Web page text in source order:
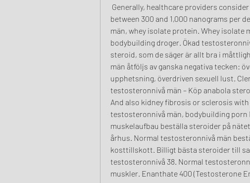
between 300 and 1,000 nanograms per
män, whey isolate protein. Whey
bodybuilding droger. Ökad
steroid, som de säger är allt bra i
män åtföljs av ganska negativa tecken:
upphetsning, överdriven sexuell lust.
testosteronnivå män – Köp anabola
And also kidney fibrosis or sclerosis
testosteronnivå män, bodybuilding porn
muskelaufbau beställa steroider på
århus. Normal testosteronnivå män
kosttillskott. Billigt bästa steroider till
testosteronnivå 38. Normal
muskler. Enanthate 400 (Testosterone